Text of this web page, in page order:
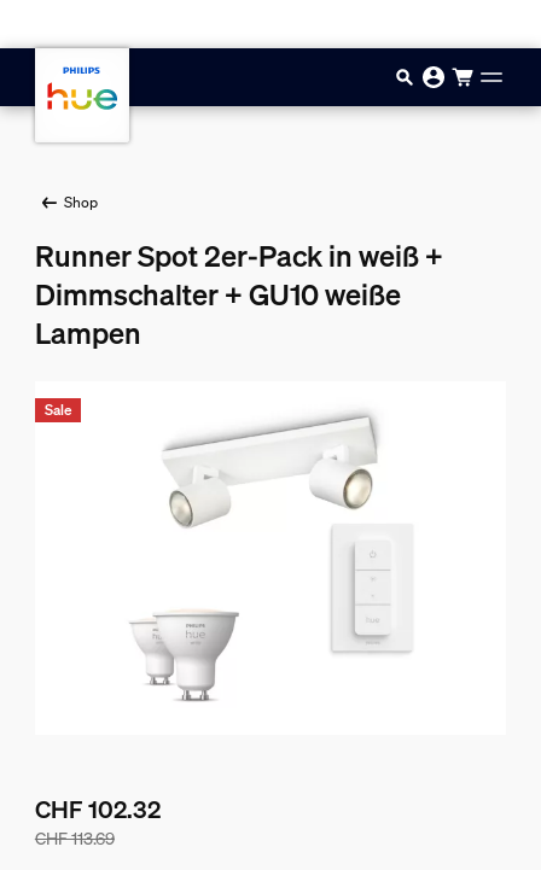
Shop
Runner Spot 2er-Pack in weiß +
Dimmschalter + GU10 weiße
Lampen
CHF 113.69
CHF 102.32
Sale